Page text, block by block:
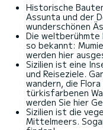
Historische
Assunta und der
wunderschönen
Die
so bekannt:
werden hier
Sizilien ist eine
und Reiseziele.
wandern, die
türkisfarbenen
werden Sie hier
Sizilien ist die
Mittelmeers.